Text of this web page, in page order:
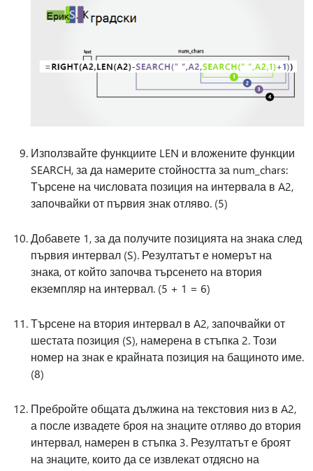
Използвайте функциите LEN и вложените функции
SEARCH, за да намерите стойността за num_chars:
Търсене на числовата позиция на интервала в A2,
започвайки от първия знак отляво. (5)
Добавете 1, за да получите позицията на знака след
първия интервал (S). Резултатът е номерът на
знака, от който започва търсенето на втория
екземпляр на интервал. (5 + 1 = 6)
Търсене на втория интервал в A2, започвайки от
шестата позиция (S), намерена в стъпка 2. Този
номер на знак е крайната позиция на бащиното име.
(8)
Пребройте общата дължина на текстовия низ в A2,
а после извадете броя на знаците отляво до втория
интервал, намерен в стъпка 3. Резултатът е броят
на знаците, които да се извлекат отдясно на